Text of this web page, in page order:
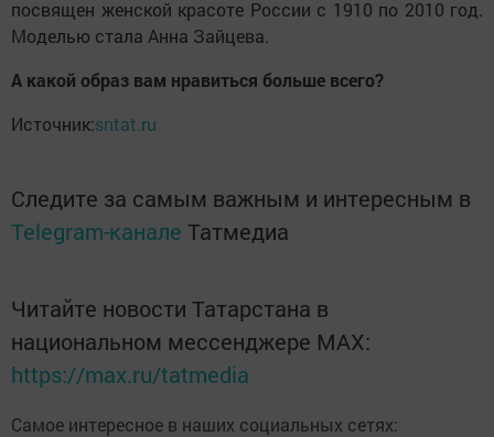
посвящен женской красоте России с 1910 по 2010 год.
Моделью стала Анна Зайцева.
А какой образ вам нравиться больше всего?
Источник:sntat.ru
Следите за самым важным и интересным в
Telegram-канале Татмедиа
Читайте новости Татарстана в
национальном мессенджере MАХ:
https://max.ru/tatmedia
Самое интересное в наших социальных сетях: